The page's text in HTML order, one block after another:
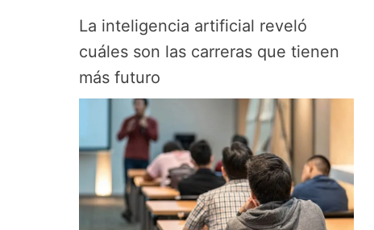
La inteligencia artificial reveló
cuáles son las carreras que tienen
más futuro